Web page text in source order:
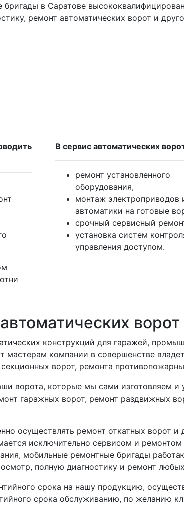
в Саратове
ремонт автоматических ворот и
В сервис автоматических
ремонт установленного
оборудования,
монтаж электроприводов
автоматики на готовые
срочный сервисный
установка систем
управления доступом.
ворот
конструкций для гаражей,
мастерам компании в совершенстве
ворот, ремонта
ворота, которые мы сами изготовляем и
гаражных ворот, ремонт раздвижных
осуществлять ремонт откатных ворот
исключительно сервисом и
мобильные ремонтные бригады
полную диагностику и ремонт
срока на нашу продукцию,
срока обслуживанию, по желанию